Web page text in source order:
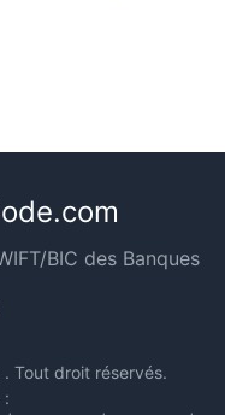
BIC des Banques
Tout droit réservés.
: